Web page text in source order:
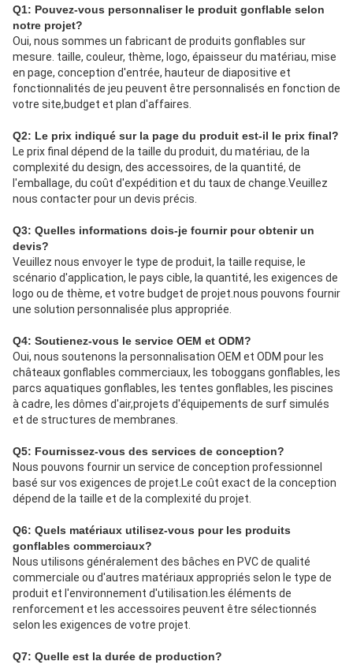
Q1: Pouvez-vous personnaliser le produit gonflable selon
notre projet?
Oui, nous sommes un fabricant de produits gonflables sur
mesure. taille, couleur, thème, logo, épaisseur du matériau, mise
en page, conception d'entrée, hauteur de diapositive et
fonctionnalités de jeu peuvent être personnalisés en fonction de
votre site,budget et plan d'affaires.
Q2: Le prix indiqué sur la page du produit est-il le prix final?
Le prix final dépend de la taille du produit, du matériau, de la
complexité du design, des accessoires, de la quantité, de
l'emballage, du coût d'expédition et du taux de change.Veuillez
nous contacter pour un devis précis.
Q3: Quelles informations dois-je fournir pour obtenir un
devis?
Veuillez nous envoyer le type de produit, la taille requise, le
scénario d'application, le pays cible, la quantité, les exigences de
logo ou de thème, et votre budget de projet.nous pouvons fournir
une solution personnalisée plus appropriée.
Q4: Soutienez-vous le service OEM et ODM?
Oui, nous soutenons la personnalisation OEM et ODM pour les
châteaux gonflables commerciaux, les toboggans gonflables, les
parcs aquatiques gonflables, les tentes gonflables, les piscines
à cadre, les dômes d'air,projets d'équipements de surf simulés
et de structures de membranes.
Q5: Fournissez-vous des services de conception?
Nous pouvons fournir un service de conception professionnel
basé sur vos exigences de projet.Le coût exact de la conception
dépend de la taille et de la complexité du projet.
Q6: Quels matériaux utilisez-vous pour les produits
gonflables commerciaux?
Nous utilisons généralement des bâches en PVC de qualité
commerciale ou d'autres matériaux appropriés selon le type de
produit et l'environnement d'utilisation.les éléments de
renforcement et les accessoires peuvent être sélectionnés
selon les exigences de votre projet.
Q7: Quelle est la durée de production?